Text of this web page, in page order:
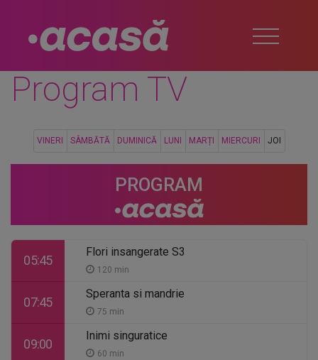
Program TV
VINERI SÂMBĂTĂ DUMINICĂ LUNI MARȚI MIERCURI JOI
PROGRAM
05:45
Flori insangerate S3
120 min
07:45
Speranta si mandrie
75 min
09:00
Inimi singuratice
60 min